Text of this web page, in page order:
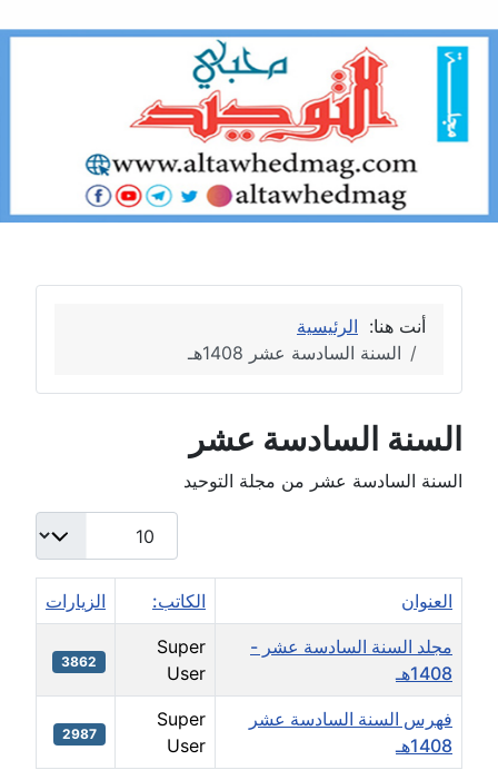
أنت هنا: الرئيسية
السنة السادسة عشر 1408هـ
السنة السادسة عشر
السنة السادسة عشر من مجلة التوحيد
عدد الإظهارات:
العنوان الكاتب: الزيارات
مجلد السنة السادسة عشر -
1408هـ
Super
User
3862
فهرس السنة السادسة عشر
1408هـ
Super
User
2987